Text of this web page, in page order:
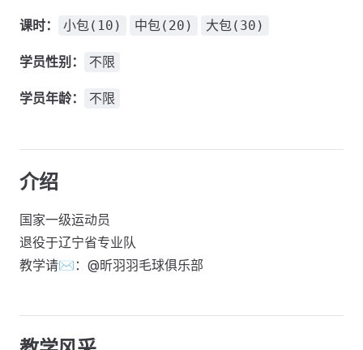
课时： 小包(10) 中包(20) 大包(30)
学员性别： 不限
学员年龄： 不限
介绍
国家一级运动员
退役于辽宁省专业队
教学请✉️：@昕羽羽毛球俱乐部